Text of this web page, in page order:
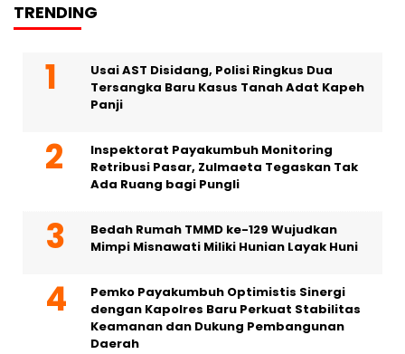
TRENDING
Usai AST Disidang, Polisi Ringkus Dua
Tersangka Baru Kasus Tanah Adat Kapeh
Panji
Inspektorat Payakumbuh Monitoring
Retribusi Pasar, Zulmaeta Tegaskan Tak
Ada Ruang bagi Pungli
Bedah Rumah TMMD ke-129 Wujudkan
Mimpi Misnawati Miliki Hunian Layak Huni
Pemko Payakumbuh Optimistis Sinergi
dengan Kapolres Baru Perkuat Stabilitas
Keamanan dan Dukung Pembangunan
Daerah